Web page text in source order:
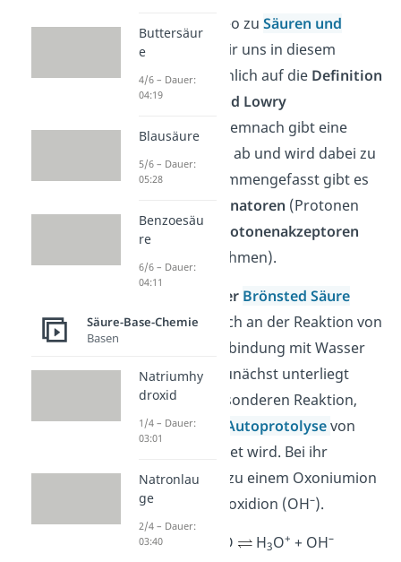
Wie auch im Video zuSäuren und
Basen
werden wir uns in diesem
Artikel hauptsächlich auf die Definition
von Brönsted und Lowry
konzentrieren. Demnach gibt eine
Säure ein Proton ab und wird dabei zu
einer Base. Zusammengefasst gibt es
Protonendonatoren (Protonen
abgeben) und
Protonenakzeptoren
(Protonen aufnehmen).
Definition der Brönsted Säure
kannst du dir auch an der Reaktion von
einer sauren Verbindung mit Wasser
verdeutlichen. Zunächst unterliegt
Wasser einer besonderen Reaktion,
welche auch als
Autoprotolysevon
Wasser bezeichnet wird. Bei ihr
reagiert Wasser zu einem Oxoniumion
O+ ) und Hydroxidion (OH–).
O H3O+ + OH–
Buttersäur
e
4/6 – Dauer:
04:19
Blausäure
5/6 – Dauer:
05:28
Benzoesäu
re
6/6 – Dauer:
04:11
Säure-Base-Chemie
Basen
Natriumhy
droxid
1/4 – Dauer:
03:01
Natronlau
ge
2/4 – Dauer:
03:40